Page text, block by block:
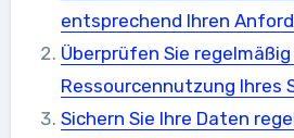
entsprechend Ihren
Überprüfen Sie
Ressourcennutzung Ihres
Sichern Sie Ihre Daten